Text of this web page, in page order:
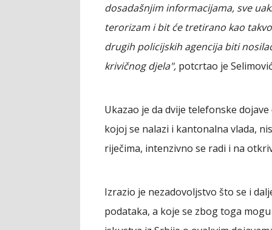
dosadašnjim informacijama, sve
terorizam i bit će tretirano kao
drugih policijskih agencija biti
krivičnog djela", potcrtao je
Ukazao je da dvije telefonske
kojoj se nalazi i kantonalna vlada,
riječima, intenzivno se radi i na
Izrazio je nezadovoljstvo što se i
podataka, a koje se zbog toga